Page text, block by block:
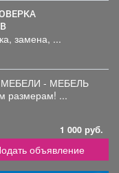
замена, ...
- МЕБЕЛЬ
размерам! ...
1 000 руб.
объявление